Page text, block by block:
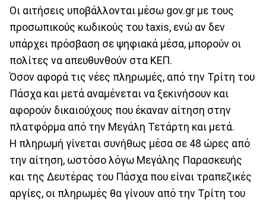
Οι αιτήσεις υποβάλλονται μέσω gov.gr με τους
προσωπικούς κωδικούς του taxis, ενώ αν δεν
υπάρχει πρόσβαση σε ψηφιακά μέσα, μπορούν οι
πολίτες να απευθυνθούν στα ΚΕΠ.
Όσον αφορά τις νέες πληρωμές, από την Τρίτη του
Πάσχα και μετά αναμένεται να ξεκινήσουν και
αφορούν δικαιούχους που έκαναν αίτηση στην
πλατφόρμα από την Μεγάλη Τετάρτη και μετά.
Η πληρωμή γίνεται συνήθως μέσα σε 48 ώρες από
την αίτηση, ωστόσο λόγω Μεγάλης Παρασκευής
και της Δευτέρας του Πάσχα που είναι τραπεζικές
αργίες, οι πληρωμές θα γίνουν από την Τρίτη του